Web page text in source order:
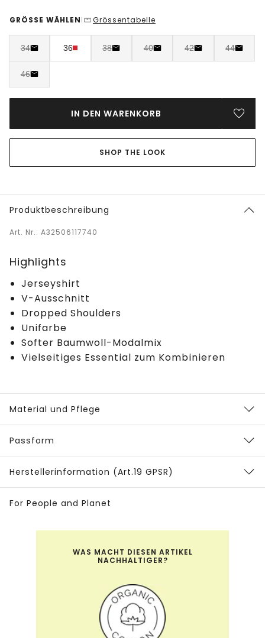
GRÖSSE WÄHLEN | Grössentabelle
34 36 38 40 42 44
46
IN DEN WARENKORB
SHOP THE LOOK
Produktbeschreibung
Art. Nr.: A32506117740
Highlights
Jerseyshirt
V-Ausschnitt
Dropped Shoulders
Unifarbe
Softer Baumwoll-Modalmix
Vielseitiges Essential zum Kombinieren
Material und Pflege
Passform
Herstellerinformation (Art.19 GPSR)
For People and Planet
WAS MACHT DIESEN ARTIKEL
NACHHALTIGER?